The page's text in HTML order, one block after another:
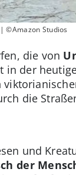
©Amazon Studios
die von
in der
die
und
der